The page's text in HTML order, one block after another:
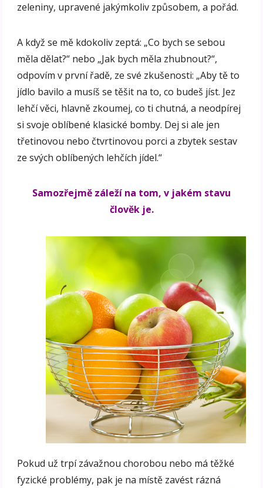
zeleniny, upravené jakýmkoliv způsobem, a pořád.
A když se mě kdokoliv zeptá: „Co bych se sebou
měla dělat?“ nebo „Jak bych měla zhubnout?“,
odpovím v první řadě, ze své zkušenosti: „Aby tě to
jídlo bavilo a musíš se těšit na to, co budeš jíst. Jez
lehčí věci, hlavně zkoumej, co ti chutná, a neodpírej
si svoje oblíbené klasické bomby. Dej si ale jen
třetinovou nebo čtvrtinovou porci a zbytek sestav
ze svých oblíbených lehčích jídel.“
Samozřejmě záleží na tom, v jakém stavu
člověk je.
Pokud už trpí závažnou chorobou nebo má těžké
fyzické problémy, pak je na místě zavést rázná